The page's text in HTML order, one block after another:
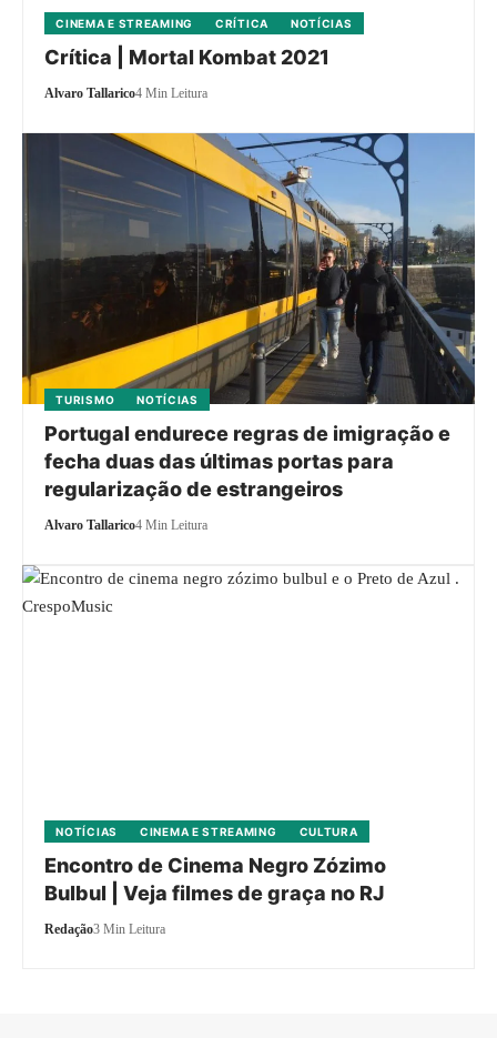
CINEMA E STREAMING CRÍTICA NOTÍCIAS
Crítica | Mortal Kombat 2021
Alvaro Tallarico4 Min Leitura
TURISMO NOTÍCIAS
Portugal endurece regras de imigração e
fecha duas das últimas portas para
regularização de estrangeiros
Alvaro Tallarico4 Min Leitura
NOTÍCIAS CINEMA E STREAMING CULTURA
Encontro de Cinema Negro Zózimo
Bulbul | Veja filmes de graça no RJ
Redação3 Min Leitura